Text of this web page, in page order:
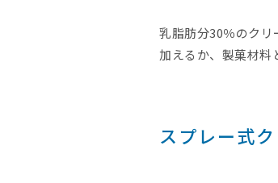
乳脂肪分30％のク
加えるか、製菓材料
スプレー式